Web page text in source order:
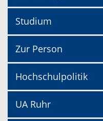
Studium
Zur Person
Hochschulpolitik
UA Ruhr